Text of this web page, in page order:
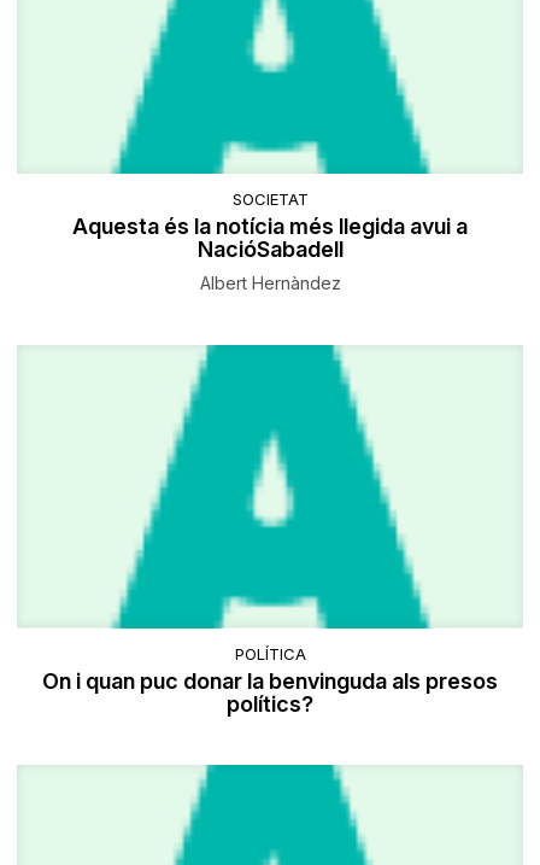
SOCIETAT
Aquesta és la notícia més llegida avui a
NacióSabadell
Albert Hernàndez
POLÍTICA
On i quan puc donar la benvinguda als presos
polítics?